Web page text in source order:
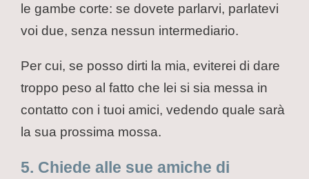
le gambe corte: se dovete parlarvi, parlatevi
voi due, senza nessun intermediario.
Per cui, se posso dirti la mia, eviterei di dare
troppo peso al fatto che lei si sia messa in
contatto con i tuoi amici, vedendo quale sarà
la sua prossima mossa.
5. Chiede alle sue amiche di